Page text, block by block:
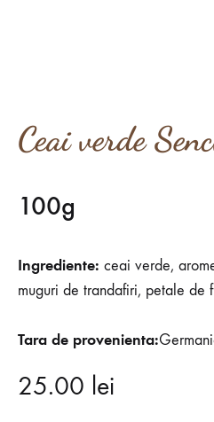
Ceai verde
100g
Ingrediente: ceai verde,
muguri de trandafiri, petale de
Tara de provenienta:
25.00 lei